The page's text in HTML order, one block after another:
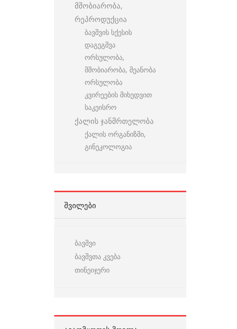
მშობიარობა,
რეპროდუქცია
ბავშვის სქესის
დაგეგმვა
ორსულობა,
მშობიარობა, მეანობა
ორსულობა
კვირეების მიხედვით
საკეისრო
ქალის ჯანმრთელობა
ქალის ორგანიზმი,
გინეკოლოგია
ᲨᲕᲘᲚᲔᲑᲘ
ბავშვი
ბავშვთა კვება
თინეიჯერი